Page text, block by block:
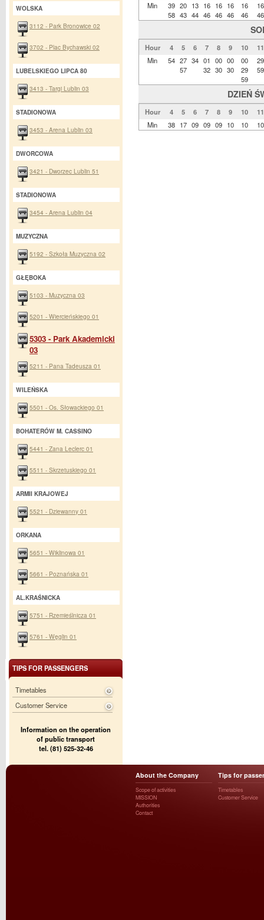
Min
39
58
20
43
13
44
16
46
16
46
16
46
16
46
16
46
Hour 4 5 6 7 8 9 10
11
Min
54 27
57
34 01
32
00
30
00
30
00
29
59
29
59
DZIEŃ
Hour 4 5 6 7 8 9 10
11
Min
38 17 09 09 09 10 10 10
WOLSKA
3112 - Park Bronowice 02
3702 - Plac Bychawski 02
LUBELSKIEGO LIPCA 80
3413 - Targi Lublin 03
STADIONOWA
3453 - Arena Lublin 03
DWORCOWA
3421 - Dworzec Lublin 51
STADIONOWA
3454 - Arena Lublin 04
MUZYCZNA
5192 - Szkoła Muzyczna 02
GŁĘBOKA
5103 - Muzyczna 03
5201 - Wiercieńskiego 01
5303 - Park Akademicki
03
5211 - Pana Tadeusza 01
WILEŃSKA
5501 - Os. Słowackiego 01
BOHATERÓW M. CASSINO
5441 - Zana Leclerc 01
5511 - Skrzetuskiego 01
ARMII KRAJOWEJ
5521 - Dziewanny 01
ORKANA
5651 - Wiklinowa 01
5661 - Poznańska 01
AL.KRAŚNICKA
5751 - Rzemieślnicza 01
5761 - Węglin 01
TIPS FOR PASSENGERS
Timetables
Customer Service
Information on the operation
of public transport
tel. (81) 525-32-46
About the Company
Scope of activities
MISSION
Authorities
Contact
Tips for
Timetables
Customer Service